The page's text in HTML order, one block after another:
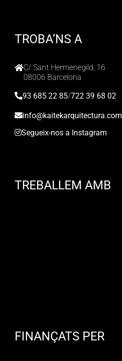
TROBA’NS A
C/ Sant Hermenegild, 16
08006 Barcelona
93 685 22 85/722 39 68 02
info@kaitekarquitectura.com
Segueix-nos a Instagram
TREBALLEM AMB
FINANÇATS PER